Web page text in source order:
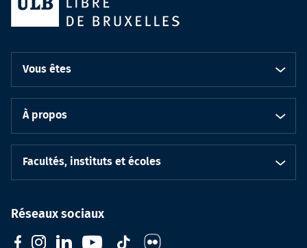
Vous êtes
À propos
Facultés, instituts et écoles
Réseaux sociaux